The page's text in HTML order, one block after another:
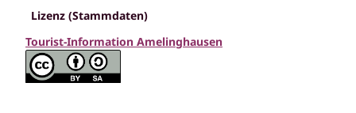
Lizenz (Stammdaten)
Tourist-Information Amelinghausen